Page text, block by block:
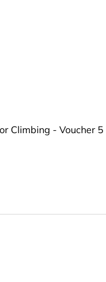
Climbing - Voucher 5